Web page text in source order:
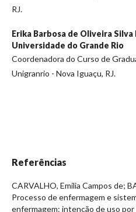
RJ.
Erika Barbosa de Oliveira
Universidade do Grande Rio
Coordenadora do Curso de
Unigranrio - Nova Iguaçu, RJ.
Referências
CARVALHO, Emilia Campos de;
Processo de enfermagem e
enfermagem: intenção de uso